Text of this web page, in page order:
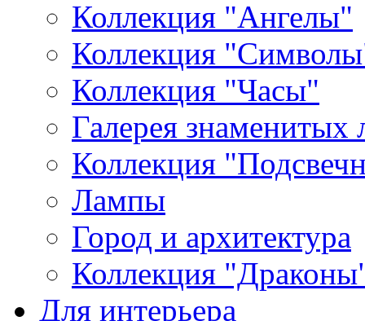
Коллекция "Ангелы"
Коллекция
Коллекция "Часы"
Галерея знаменитых
Коллекция
Лампы
Город и архитектура
Коллекция
Для интерьера